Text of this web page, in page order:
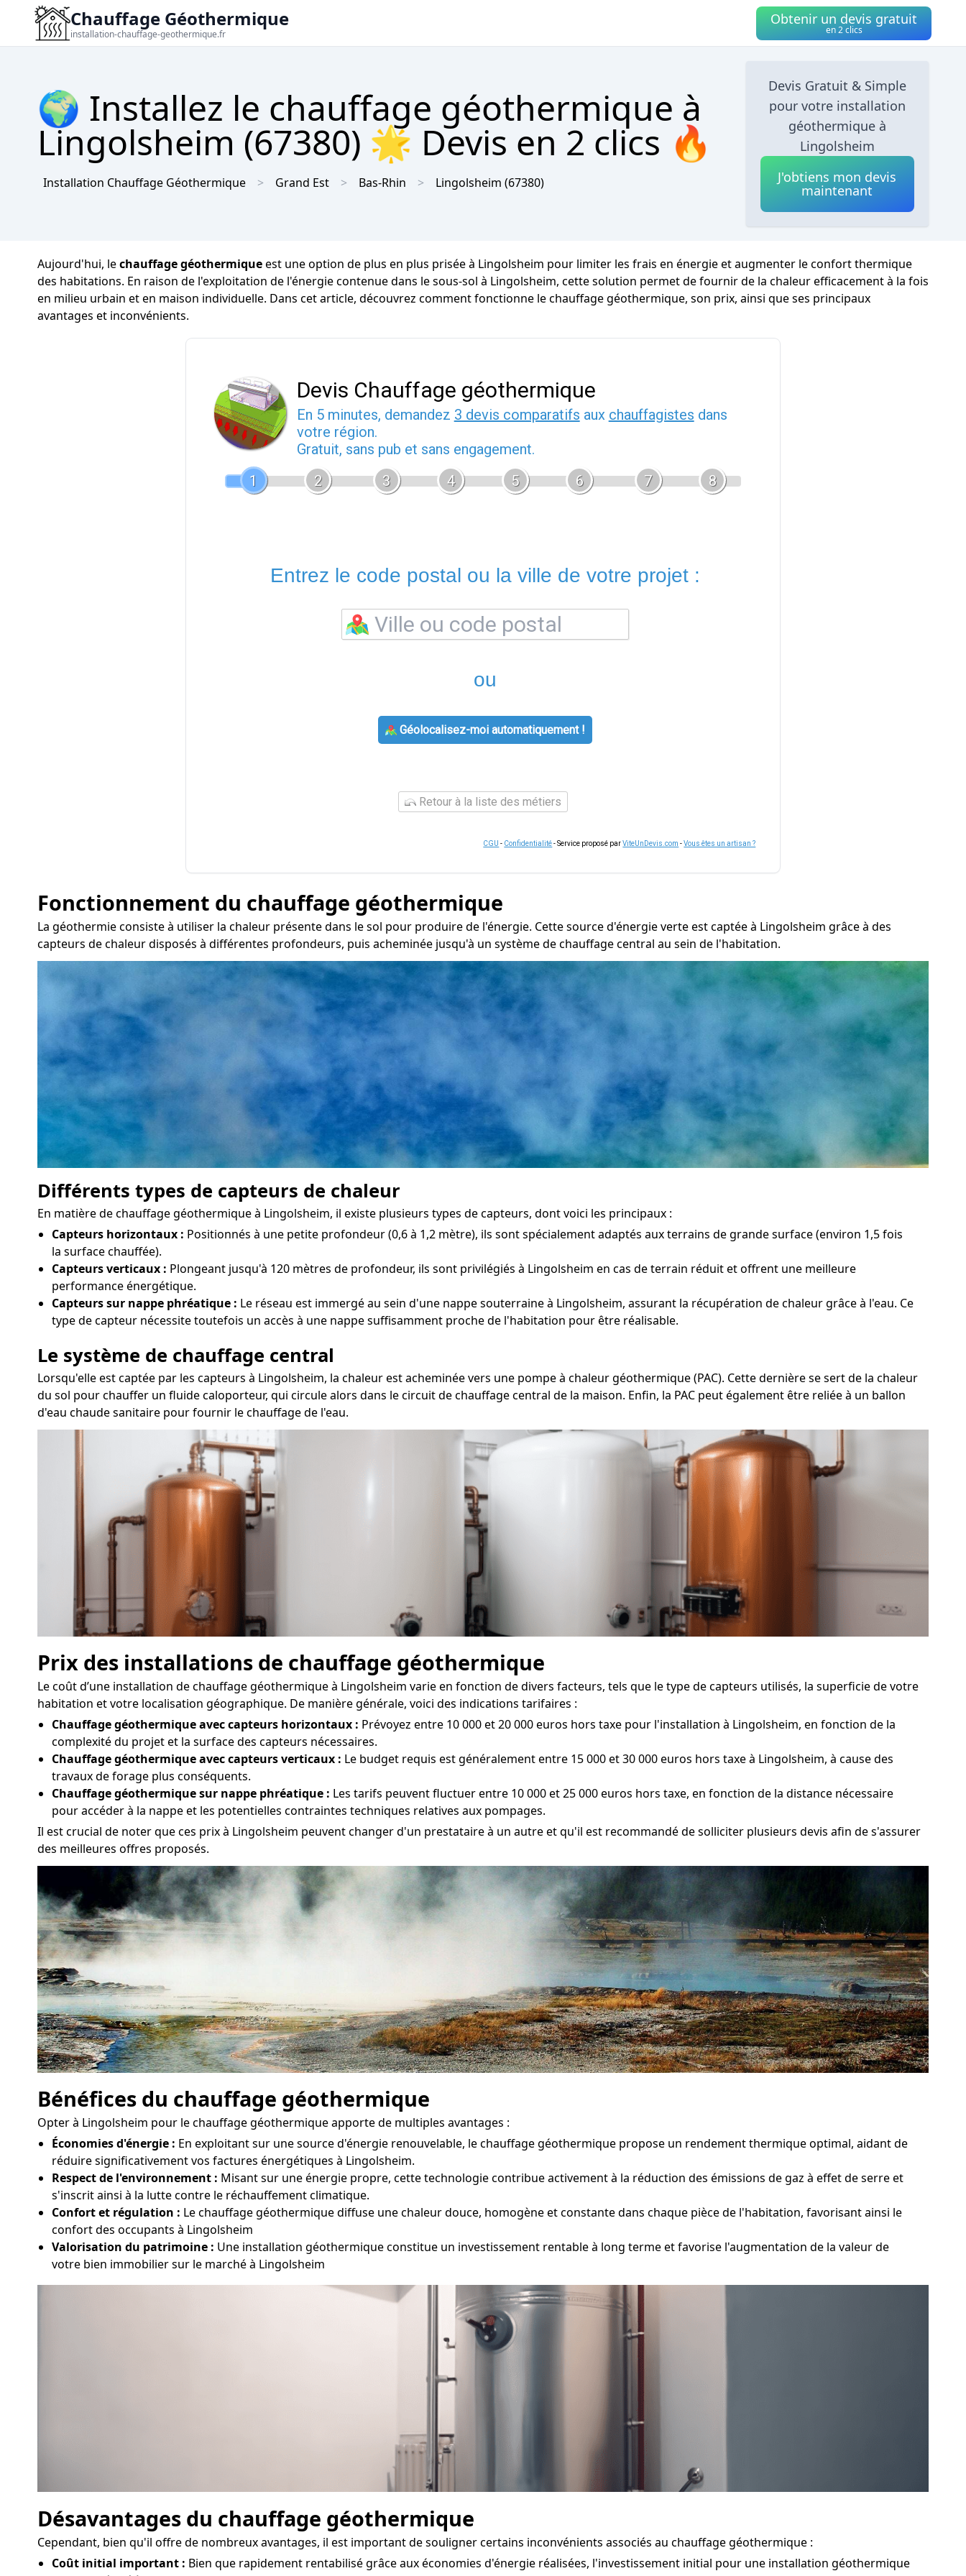
Chauffage Géothermique
installation-chauffage-geothermique.fr
Obtenir un devis gratuit
en 2 clics
🌍 Installez le chauffage géothermique à
Lingolsheim (67380) 🌟 Devis en 2 clics 🔥
Installation Chauffage Géothermique Grand Est Bas-Rhin Lingolsheim (67380)
Devis Gratuit & Simple
pour votre installation
géothermique à
Lingolsheim
J'obtiens mon devis
maintenant
Aujourd'hui, lechauffage géothermiqueest une option de plus en plus prisée à Lingolsheim pour limiter les frais en énergie et augmenter le confort thermique
des habitations. En raison de l'exploitation de l'énergie contenue dans le sous-sol à Lingolsheim, cette solution permet de fournir de la chaleur efficacement à la fois
en milieu urbain et en maison individuelle. Dans cet article, découvrez comment fonctionne le chauffage géothermique, son prix, ainsi que ses principaux
avantages et inconvénients.
Devis Chauffage géothermique
En 5 minutes, demandez 3 devis comparatifs aux chauffagistes dans
votre région.
Gratuit, sans pub et sans engagement.
1
2 3 4 5 6 7 8
Entrez le code postal ou la ville de votre projet :
ou
Géolocalisez-moi automatiquement !
Retour à la liste des métiers
CGU - Confidentialité- Service proposé parViteUnDevis.com -Vous êtes un artisan ?
Fonctionnement du chauffage géothermique
La géothermie consiste à utiliser la chaleur présente dans le sol pour produire de l'énergie. Cette source d'énergie verte est captée à Lingolsheim grâce à des
capteurs de chaleur disposés à différentes profondeurs, puis acheminée jusqu'à un système de chauffage central au sein de l'habitation.
Différents types de capteurs de chaleur
En matière de chauffage géothermique à Lingolsheim, il existe plusieurs types de capteurs, dont voici les principaux :
Capteurs horizontaux : Positionnés à une petite profondeur (0,6 à 1,2 mètre), ils sont spécialement adaptés aux terrains de grande surface (environ 1,5 fois
la surface chauffée).
Capteurs verticaux : Plongeant jusqu'à 120 mètres de profondeur, ils sont privilégiés à Lingolsheim en cas de terrain réduit et offrent une meilleure
performance énergétique.
Capteurs sur nappe phréatique : Le réseau est immergé au sein d'une nappe souterraine à Lingolsheim, assurant la récupération de chaleur grâce à l'eau. Ce
type de capteur nécessite toutefois un accès à une nappe suffisamment proche de l'habitation pour être réalisable.
Le système de chauffage central
Lorsqu'elle est captée par les capteurs à Lingolsheim, la chaleur est acheminée vers une pompe à chaleur géothermique (PAC). Cette dernière se sert de la chaleur
du sol pour chauffer un fluide caloporteur, qui circule alors dans le circuit de chauffage central de la maison. Enfin, la PAC peut également être reliée à un ballon
d'eau chaude sanitaire pour fournir le chauffage de l'eau.
Prix des installations de chauffage géothermique
Le coût d’une installation de chauffage géothermique à Lingolsheim varie en fonction de divers facteurs, tels que le type de capteurs utilisés, la superficie de votre
habitation et votre localisation géographique. De manière générale, voici des indications tarifaires :
Chauffage géothermique avec capteurs horizontaux : Prévoyez entre 10 000 et 20 000 euros hors taxe pour l'installation à Lingolsheim, en fonction de la
complexité du projet et la surface des capteurs nécessaires.
Chauffage géothermique avec capteurs verticaux : Le budget requis est généralement entre 15 000 et 30 000 euros hors taxe à Lingolsheim, à cause des
travaux de forage plus conséquents.
Chauffage géothermique sur nappe phréatique : Les tarifs peuvent fluctuer entre 10 000 et 25 000 euros hors taxe, en fonction de la distance nécessaire
pour accéder à la nappe et les potentielles contraintes techniques relatives aux pompages.
Il est crucial de noter que ces prix à Lingolsheim peuvent changer d'un prestataire à un autre et qu'il est recommandé de solliciter plusieurs devis afin de s'assurer
des meilleures offres proposés.
Bénéfices du chauffage géothermique
Opter à Lingolsheim pour le chauffage géothermique apporte de multiples avantages :
Économies d'énergie : En exploitant sur une source d'énergie renouvelable, le chauffage géothermique propose un rendement thermique optimal, aidant de
réduire significativement vos factures énergétiques à Lingolsheim.
Respect de l'environnement : Misant sur une énergie propre, cette technologie contribue activement à la réduction des émissions de gaz à effet de serre et
s'inscrit ainsi à la lutte contre le réchauffement climatique.
Confort et régulation : Le chauffage géothermique diffuse une chaleur douce, homogène et constante dans chaque pièce de l'habitation, favorisant ainsi le
confort des occupants à Lingolsheim
Valorisation du patrimoine : Une installation géothermique constitue un investissement rentable à long terme et favorise l'augmentation de la valeur de
votre bien immobilier sur le marché à Lingolsheim
Désavantages du chauffage géothermique
Cependant, bien qu'il offre de nombreux avantages, il est important de souligner certains inconvénients associés au chauffage géothermique :
Coût initial important : Bien que rapidement rentabilisé grâce aux économies d'énergie réalisées, l'investissement initial pour une installation géothermique